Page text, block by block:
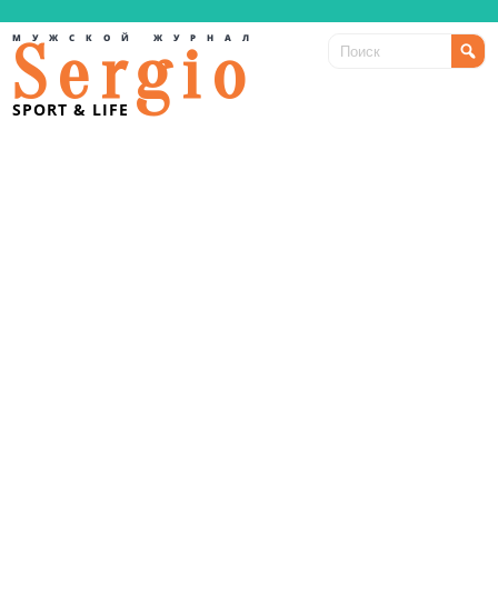
Sergio
SPORT & LIFE
МУЖСКОЙ ЖУРНАЛ